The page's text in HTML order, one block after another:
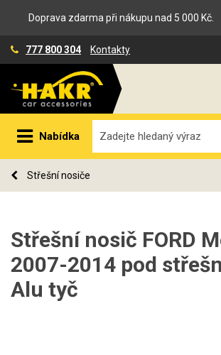
Doprava zdarma při nákupu nad 5 000 Kč.
777 800 304 Kontakty
Nabídka
Střešní nosiče
Střešní nosič FORD
2007-2014 pod
Alu tyč